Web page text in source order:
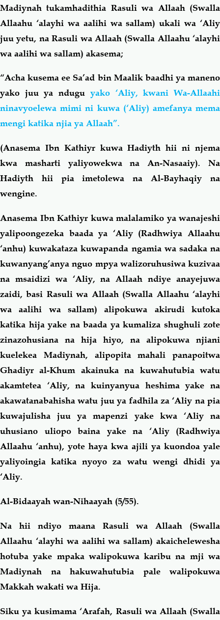
Madiynah tukamhadithia Rasuli wa Allaah (Swalla
Allaahu ‘alayhi wa aalihi wa sallam) ukali wa ‘Aliy
juu yetu, na Rasuli wa Allaah (Swalla Allaahu ‘alayhi
wa aalihi wa sallam) akasema;
“Acha kusema ee Sa’ad bin Maalik baadhi ya maneno
yako juu ya ndugu yako ‘Aliy, kwani Wa-Allaahi
ninavyoelewa mimi ni kuwa (‘Aliy) amefanya mema
mengi katika njia ya Allaah”.
(Anasema Ibn Kathiyr kuwa Hadiyth hii ni njema
kwa masharti yaliyowekwa na An-Nasaaiy). Na
Hadiyth hii pia imetolewa na Al-Bayhaqiy na
wengine.
Anasema Ibn Kathiyr kuwa malalamiko ya wanajeshi
yalipoongezeka baada ya ‘Aliy (Radhwiya Allaahu
‘anhu) kuwakataza kuwapanda ngamia wa sadaka na
kuwanyang’anya nguo mpya walizoruhusiwa kuzivaa
na msaidizi wa ‘Aliy, na Allaah ndiye anayejuwa
zaidi, basi Rasuli wa Allaah (Swalla Allaahu ‘alayhi
wa aalihi wa sallam) alipokuwa akirudi kutoka
katika hija yake na baada ya kumaliza shughuli zote
zinazohusiana na hija hiyo, na alipokuwa njiani
kuelekea Madiynah, alipopita mahali panapoitwa
Ghadiyr al-Khum akainuka na kuwahutubia watu
akamtetea ‘Aliy, na kuinyanyua heshima yake na
akawatanabahisha watu juu ya fadhila za ‘Aliy na pia
kuwajulisha juu ya mapenzi yake kwa ‘Aliy na
uhusiano uliopo baina yake na ‘Aliy (Radhwiya
Allaahu ‘anhu), yote haya kwa ajili ya kuondoa yale
yaliyoingia katika nyoyo za watu wengi dhidi ya
‘Aliy.
Al-Bidaayah wan-Nihaayah (5/55).
Na hii ndiyo maana Rasuli wa Allaah (Swalla
Allaahu ‘alayhi wa aalihi wa sallam) akaichelewesha
hotuba yake mpaka walipokuwa karibu na mji wa
Madiynah na hakuwahutubia pale walipokuwa
Makkah wakati wa Hija.
Siku ya kusimama ‘Arafah, Rasuli wa Allaah (Swalla